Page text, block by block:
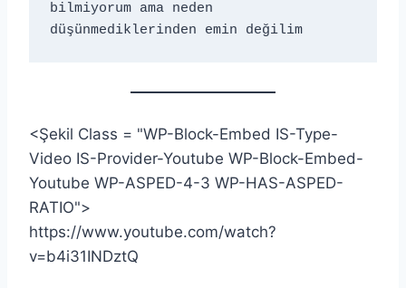
bilmiyorum ama neden
düşünmediklerinden emin değilim
<Şekil Class = "WP-Block-Embed IS-Type-
Video IS-Provider-Youtube WP-Block-Embed-
Youtube WP-ASPED-4-3 WP-HAS-ASPED-
RATIO">
https://www.youtube.com/watch?
v=b4i31INDztQ